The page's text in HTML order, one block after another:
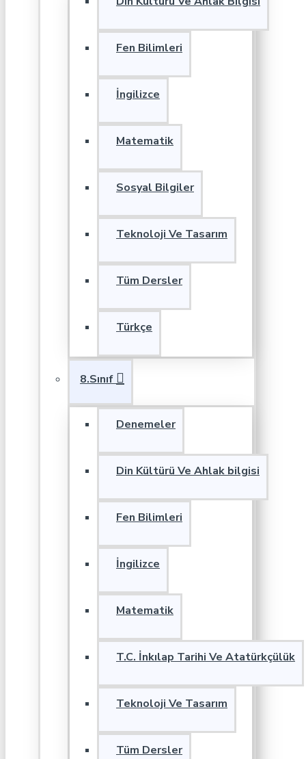
Fen Bilimleri
İngilizce
Matematik
Sosyal Bilgiler
Teknoloji Ve Tasarım
Tüm Dersler
Türkçe
8.Sınıf
Denemeler
Din Kültürü Ve Ahlak bilgisi
Fen Bilimleri
İngilizce
Matematik
T.C. İnkılap Tarihi Ve Atatürkçülük
Teknoloji Ve Tasarım
Tüm Dersler